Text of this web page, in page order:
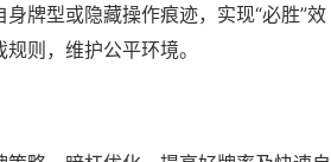
牌型或隐藏操作痕迹，实现“必胜”效
则，维护公平环境。